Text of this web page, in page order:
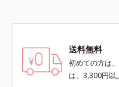
ンドハーブ成分(*4)」を配合。
(*5)をケアして、うるおいに満ち
やわらか肌へ整えます。1日の終
りのメイクオフが楽しみになる
送料無料
初めての方は
は、3,300円以